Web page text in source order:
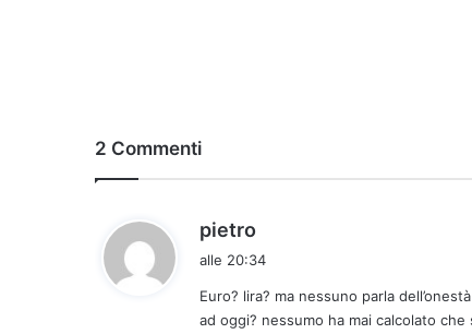
2 Commenti
pietro
e
alle 20:34
Euro? lira? ma nessuno parla
ad oggi? nessumo ha mai calcolato